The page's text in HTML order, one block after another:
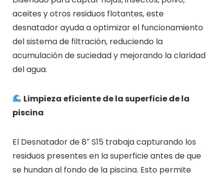
aceites y otros residuos flotantes, este
desnatador ayuda a optimizar el funcionamiento
del sistema de filtración, reduciendo la
acumulación de suciedad y mejorando la claridad
del agua.
Limpieza eficiente de la superficie de la
piscina
El Desnatador de 8″ S15 trabaja capturando los
residuos presentes en la superficie antes de que
se hundan al fondo de la piscina. Esto permite